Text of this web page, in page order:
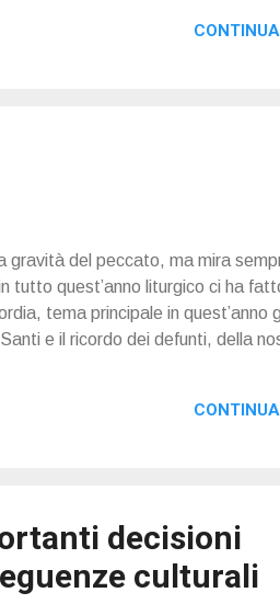
gravità del peccato, ma mira
tutto quest’anno liturgico ci ha
tema principale in quest’anno
e il ricordo dei defunti, della
decisioni
culturali